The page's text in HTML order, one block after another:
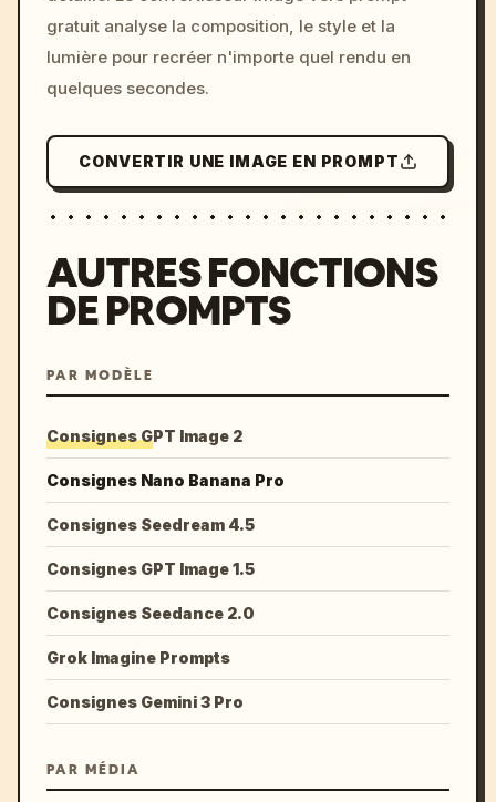
gratuit analyse la composition, le style et la
lumière pour recréer n'importe quel rendu en
quelques secondes.
CONVERTIR UNE IMAGE EN PROMPT
AUTRES FONCTIONS
DE PROMPTS
PAR MODÈLE
Consignes GPT Image 2
Consignes Nano Banana Pro
Consignes Seedream 4.5
Consignes GPT Image 1.5
Consignes Seedance 2.0
Grok Imagine Prompts
Consignes Gemini 3 Pro
PAR MÉDIA